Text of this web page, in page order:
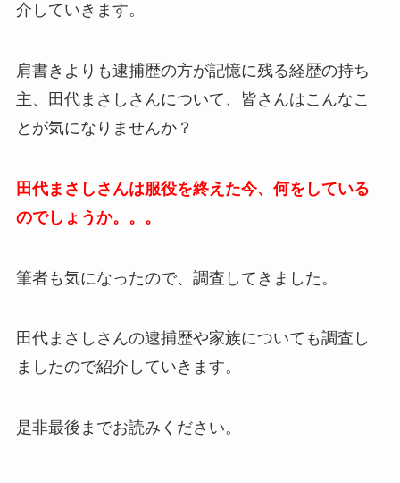
介していきます。
肩書きよりも逮捕歴の方が記憶に残る経歴の持ち
主、田代まさしさんについて、皆さんはこんなこ
とが気になりませんか？
田代まさしさんは服役を終えた今、何をしている
のでしょうか。。。
筆者も気になったので、調査してきました。
田代まさしさんの逮捕歴や家族についても調査し
ましたので紹介していきます。
是非最後までお読みください。